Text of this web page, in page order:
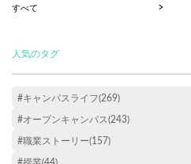
すべて
人気のタグ
#キャンパスライフ(269)
#オープンキャンパス(243)
#職業ストーリー(157)